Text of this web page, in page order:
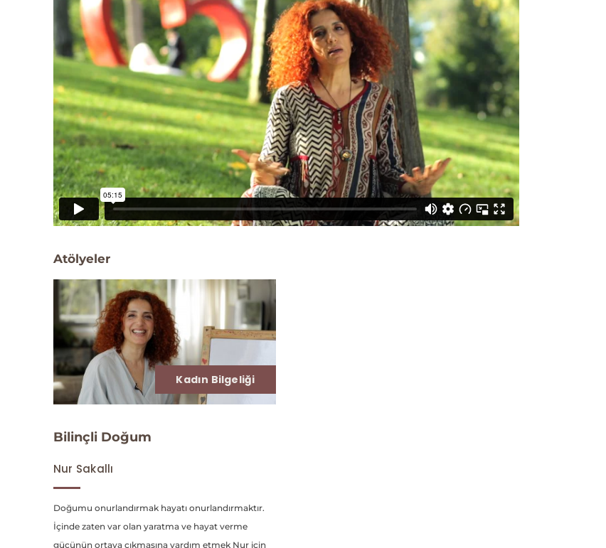
Atölyeler
Kadın Bilgeliği
Bilinçli Doğum
Nur Sakallı
Doğumu onurlandırmak hayatı onurlandırmaktır.
İçinde zaten var olan yaratma ve hayat verme
gücünün ortaya çıkmasına yardım etmek Nur için